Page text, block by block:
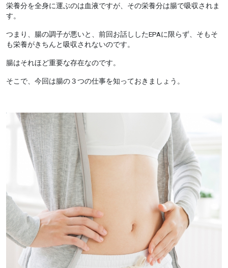
栄養分を全身に運ぶのは血液ですが、その栄養分は腸で吸収されま
す。
つまり、腸の調子が悪いと、前回お話ししたEPAに限らず、そもそ
も栄養がきちんと吸収されないのです。
腸はそれほど重要な存在なのです。
そこで、今回は腸の３つの仕事を知っておきましょう。